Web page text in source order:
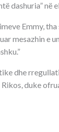
dashuria” në
Emmy,
mesazhin e
dhe
duke